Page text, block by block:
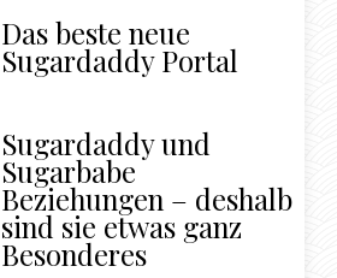
Das beste neue
Sugardaddy Portal
Sugardaddy und
Sugarbabe
Beziehungen – deshalb
sind sie etwas ganz
Besonderes